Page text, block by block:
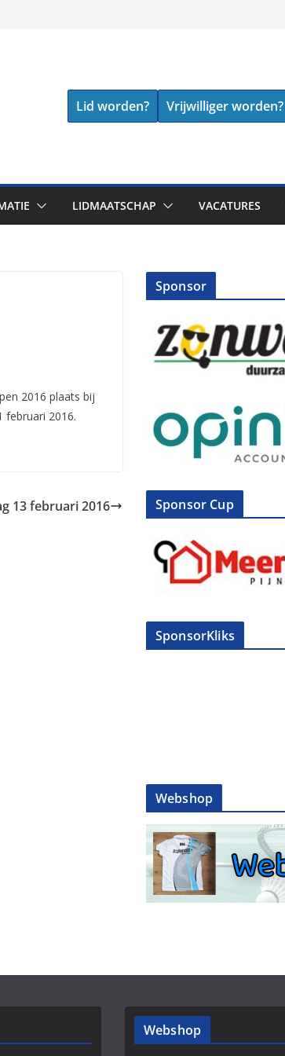
Lid worden? Vrijwilliger worden?
LIDMAATSCHAP VACATURES
2016 plaats bij
februari 2016.
13 februari 2016
Sponsor
Sponsor Cup
SponsorKliks
Webshop
Webshop